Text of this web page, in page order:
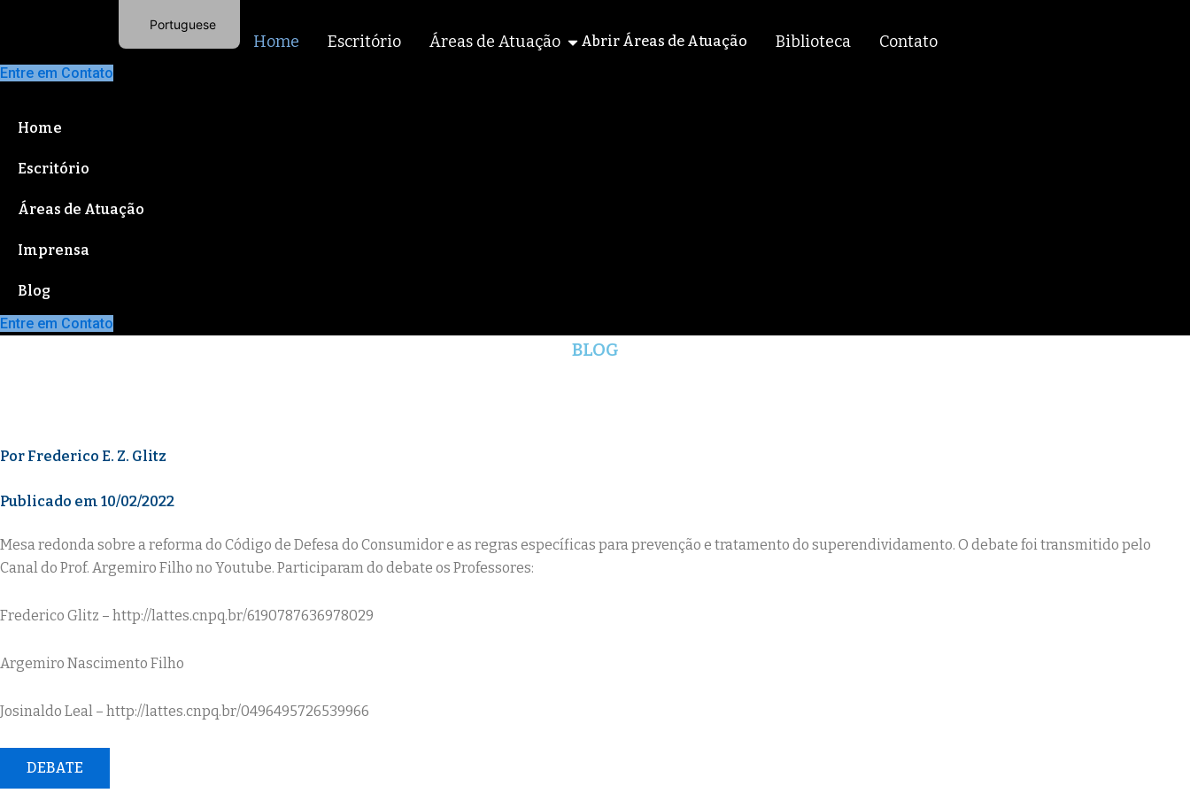
conteúdo
Home Escritório Áreas de Atuação Abrir Áreas de Atuação Biblioteca Contato
Entre em Contato
Home
Escritório
Áreas de Atuação
Imprensa
Blog
Entre em Contato
BLOG
Por Frederico E. Z. Glitz
Publicado em 10/02/2022
Mesa redonda sobre a reforma do Código de Defesa do Consumidor e as regras específicas para prevenção e tratamento do superendividamento. O debate foi transmitido pelo
Canal do Prof. Argemiro Filho no Youtube. Participaram do debate os Professores:
Frederico Glitz – http://lattes.cnpq.br/6190787636978029
Argemiro Nascimento Filho
Josinaldo Leal – http://lattes.cnpq.br/0496495726539966
DEBATE
Portuguese
English